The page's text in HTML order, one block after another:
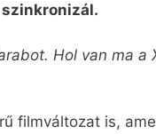
Hol van ma a
filmváltozat is,